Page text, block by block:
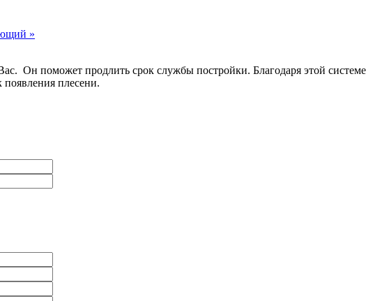
»
Он поможет продлить срок службы постройки. Благодаря этой
появления плесени.